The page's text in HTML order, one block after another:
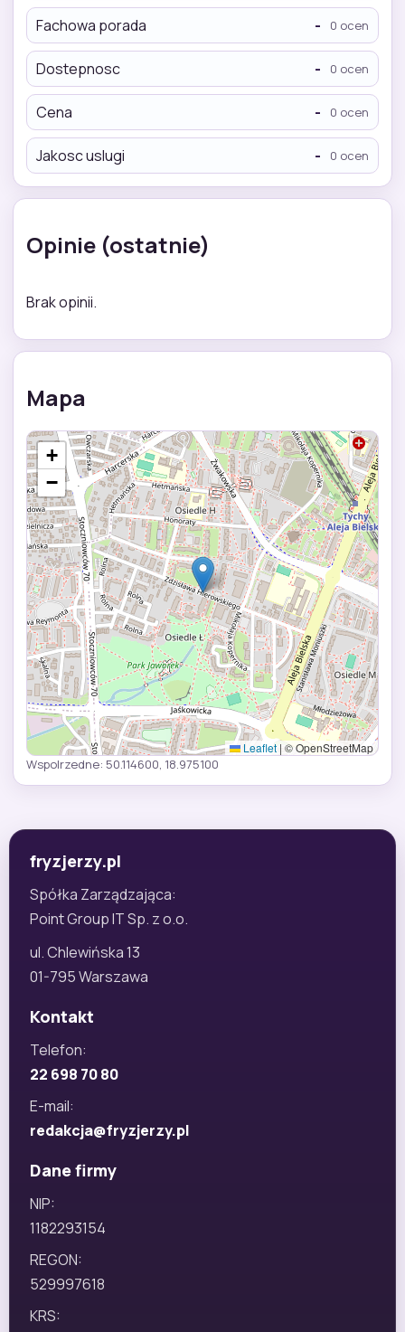
Fachowa porada - 0 ocen
Dostepnosc - 0 ocen
Cena - 0 ocen
Jakosc uslugi - 0 ocen
Opinie (ostatnie)
Brak opinii.
Mapa
+
−
Leaflet | © OpenStreetMap
Wspolrzedne: 50.114600, 18.975100
fryzjerzy.pl
Spółka Zarządzająca:
Point Group IT Sp. z o.o.
ul. Chlewińska 13
01-795 Warszawa
Kontakt
Telefon:
22 698 70 80
E-mail:
redakcja@fryzjerzy.pl
Dane firmy
NIP:
1182293154
REGON:
529997618
KRS: